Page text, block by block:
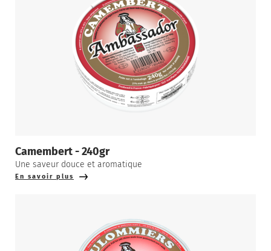
Camembert - 240gr
Une saveur douce et aromatique
En savoir plus